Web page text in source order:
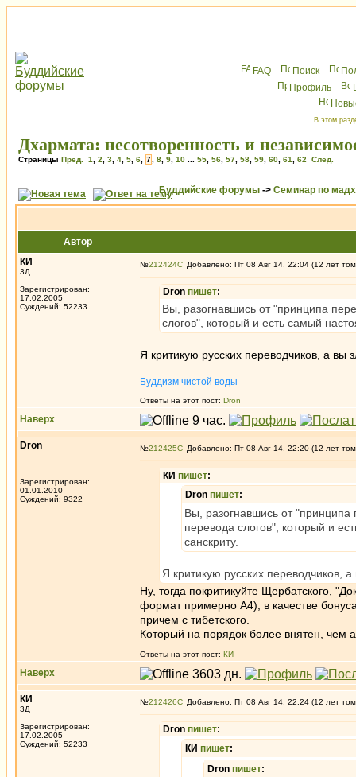
FAQ Поиск
Профиль
В этом
Дхармата: несотворенность и
Страницы Пред. 1 2 3 4 5 6 7 8 9 10 55 56 57 58 59 60 61 62 След.
Буддийские форумы -> Семинар по
Автор
КИ
3Д
Зарегистрирован:
17.02.2005
Суждений: 52233
№212424 Добавлено: Пт 08 Авг 14, 22:04 (12 лет
Dron пишет:
Вы, разогнавшись от "принципа
слогов", который и есть самый
Я критикую русских переводчиков, а вы
Буддизм чистой воды
Ответы на этот пост: Dron
Наверх
Dron
Зарегистрирован:
01.01.2010
Суждений: 9322
№212425 Добавлено: Пт 08 Авг 14, 22:20 (12 лет
КИ пишет:
Dron пишет:
Вы, разогнавшись от "принципа
перевода слогов", который и
санскриту.
Я критикую русских переводчиков,
Ну, тогда покритикуйте Щербатского,
формат примерно А4), в качестве
причем с тибетского.
Который на порядок более внятен, чем
Ответы на этот пост: КИ
Наверх
КИ
3Д
Зарегистрирован:
17.02.2005
Суждений: 52233
№212426 Добавлено: Пт 08 Авг 14, 22:24 (12 лет
Dron пишет:
КИ пишет:
Dron пишет: